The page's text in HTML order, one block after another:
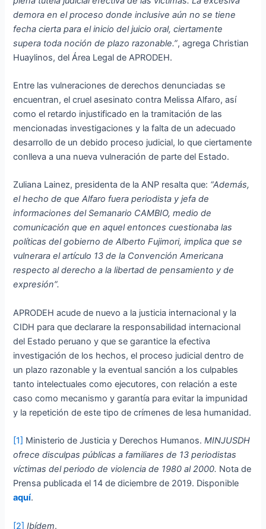
demora en el proceso donde inclusive aún no se tiene
fecha cierta para el inicio del juicio oral, ciertamente
supera toda noción de plazo razonable.”, agrega Christian
Huaylinos, del Área Legal de APRODEH.
Entre las vulneraciones de derechos denunciadas se
encuentran, el cruel asesinato contra Melissa Alfaro, así
como el retardo injustificado en la tramitación de las
mencionadas investigaciones y la falta de un adecuado
desarrollo de un debido proceso judicial, lo que ciertamente
conlleva a una nueva vulneración de parte del Estado.
Zuliana Lainez, presidenta de la ANP resalta que: “Además,
el hecho de que Alfaro fuera periodista y jefa de
informaciones del Semanario CAMBIO, medio de
comunicación que en aquel entonces cuestionaba las
políticas del gobierno de Alberto Fujimori, implica que se
vulnerara elartículo 13 de la Convención Americana
respecto al derecho a la libertad de pensamiento y de
expresión”.
APRODEH acude de nuevo a la justicia internacional y la
CIDH para que declarare la responsabilidad internacional
del Estado peruano y que se garantice la efectiva
investigación de los hechos, el proceso judicial dentro de
un plazo razonable y la eventual sanción a los culpables
tanto intelectuales como ejecutores, con relación a este
caso como mecanismo y garantía para evitar la impunidad
y la repetición de este tipo de crímenes de lesa humanidad.
[1] Ministerio de Justicia y Derechos Humanos.MINJUSDH
ofrece disculpas públicas a familiares de 13 periodistas
víctimas del periodo de violencia de 1980 al 2000. Nota de
Prensa publicada el 14 de diciembre de 2019. Disponible
aquí.
[2] Ibídem.